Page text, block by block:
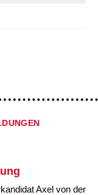
/
Axel von der